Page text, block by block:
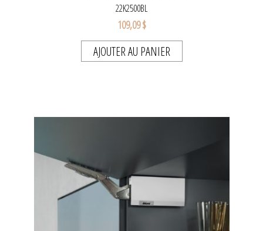
22K2500BL
109,09 $
AJOUTER AU PANIER